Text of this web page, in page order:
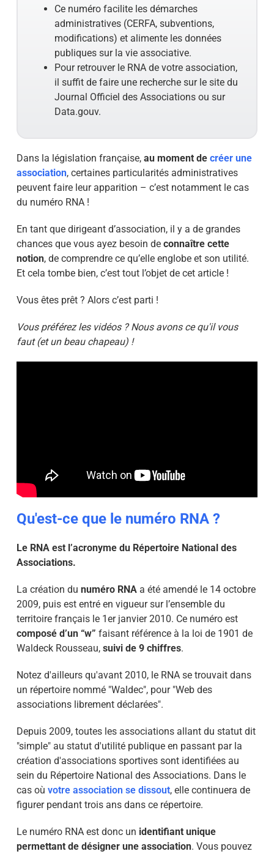
Ce numéro facilite les démarches
administratives (CERFA, subventions,
modifications) et alimente les données
publiques sur la vie associative.
Pour retrouver le RNA de votre association,
il suffit de faire une recherche sur le site du
Journal Officiel des Associations ou sur
Data.gouv.
Dans la législation française, au moment de créer une
association, certaines particularités administratives
peuvent faire leur apparition – c’est notamment le cas
du numéro RNA !
En tant que dirigeant d’association, il y a de grandes
chances que vous ayez besoin de connaître cette
notion, de comprendre ce qu’elle englobe et son utilité.
Et cela tombe bien, c’est tout l’objet de cet article !
Vous êtes prêt ? Alors c’est parti !
Vous préférez les vidéos ? Nous avons ce qu'il vous
faut (et un beau chapeau) !
Qu'est-ce que le numéro RNA ?
Le RNA est l’acronyme du Répertoire National des
Associations.
La création du numéro RNAa été amendé le 14 octobre
2009, puis est entré en vigueur sur l’ensemble du
territoire français le 1er janvier 2010. Ce numéro est
composé d’un “w” faisant référence à la loi de 1901 de
Waldeck Rousseau, suivi de 9 chiffres.
Notez d'ailleurs qu'avant 2010, le RNA se trouvait dans
un répertoire nommé "Waldec", pour "Web des
associations librement déclarées".
Depuis 2009, toutes les associations allant du statut dit
"simple" au statut d'utilité publique en passant par la
création d'associations sportives sont identifiées au
sein du Répertoire National des Associations. Dans le
cas où votre association se dissout, elle continuera de
figurer pendant trois ans dans ce répertoire.
Le numéro RNA est donc un identifiant unique
permettant de désigner une association. Vous pouvez